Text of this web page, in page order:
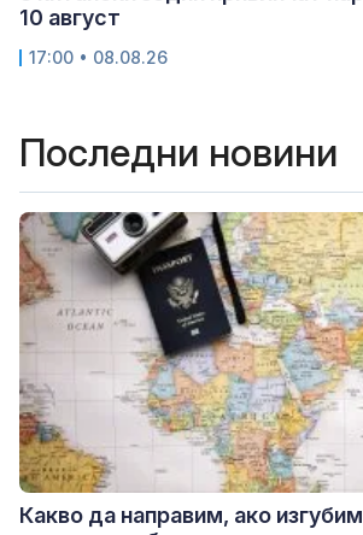
10 август
17:00 • 08.08.26
Последни новини
Какво да направим, ако